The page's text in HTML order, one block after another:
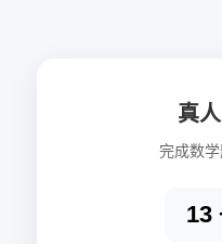
真
完成数
13